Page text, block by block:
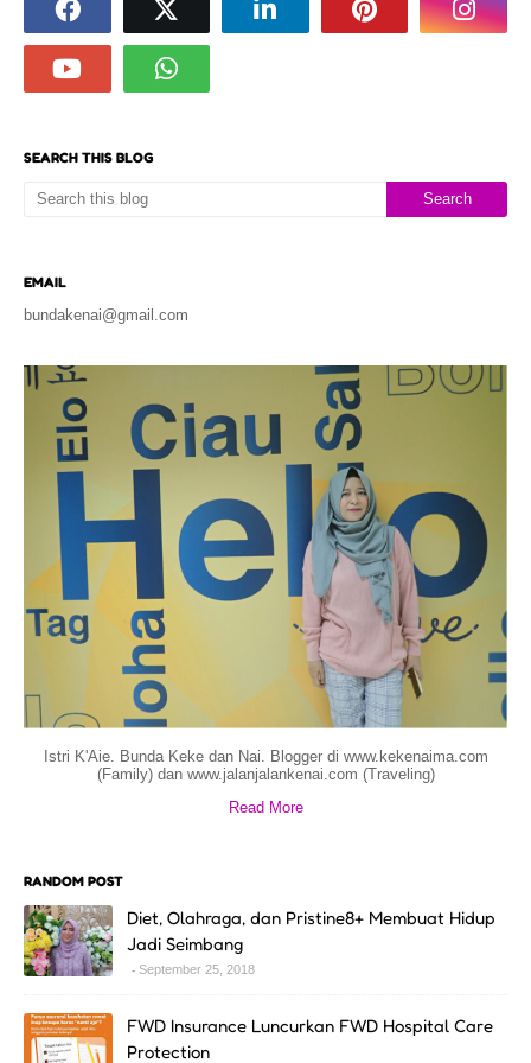
SEARCH THIS BLOG
EMAIL
bundakenai@gmail.com
Istri K'Aie. Bunda Keke dan Nai. Blogger di www.kekenaima.com
(Family) dan www.jalanjalankenai.com (Traveling)
Read More
RANDOM POST
Diet, Olahraga, dan Pristine8+ Membuat Hidup
Jadi Seimbang
September 25, 2018
FWD Insurance Luncurkan FWD Hospital Care
Protection